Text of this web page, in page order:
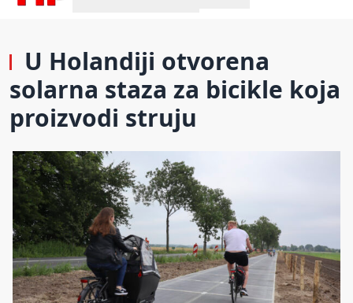
U Holandiji otvorena
solarna staza za bicikle koja
proizvodi struju